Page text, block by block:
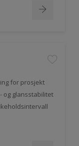
for prosjekt
og glansstabilitet